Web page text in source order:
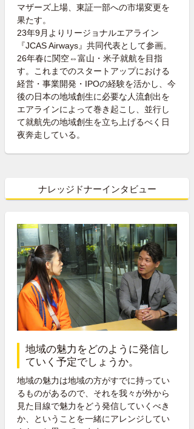
マザーズ上場、東証一部への市場変更を
果たす。
23年9月よりリージョナルエアライン
『JCAS Airways』共同代表として参画。
26年春に関空⇔富山・米子就航を目指
す。これまでのスタートアップにおける
経営・事業開発・IPOの経験を活かし、今
後の日本の地域創生に必要な人流創出を
エアラインによって巻き起こし、並行し
て就航先の地域創生を立ち上げるべく日
夜奔走している。
ナレッジドナーインタビュー
地域の魅力をどのように発信し
ていく予定でしょうか。
地域の魅力は地域の方がすでに持ってい
るものがあるので、それを我々が外から
見た目線で魅力をどう発信していくべき
か、ということを一緒にアレンジしてい